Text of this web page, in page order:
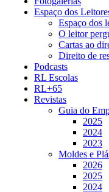
Espaço dos
Espaço dos
O leitor
Cartas ao
Direito de
Podcasts
RL Escolas
RL+65
Revistas
Guia do
2025
2024
2023
Moldes e
2026
2025
2024